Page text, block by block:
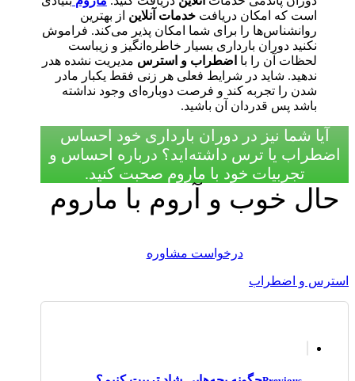
است که امکان دریافت خدمات آنلاین از بهترین
روانشناس‌ها را برای شما امکان پذیر می‌کند. فراموش
نکنید دوران بارداری بسیار خاطره‌انگیز و زیباست
لحظات آن را با اضطراب و استرس مدیریت نشده هدر
ندهید. شاید در شرایط فعلی هر زنی فقط یکبار مادر
شدن را تجربه کند و فرصت دوباره‌ای وجود نداشته
باشد پس قدردان آن باشید.
آیا شما نیز در دوران بارداری خود احساس
اضطراب یا ترس داشته‌اید؟ درباره احساس و
تجربیات خود با ماروم صحبت کنید.
حال خوب و آروم با ماروم
درخواست مشاوره
استرس و اضطراب